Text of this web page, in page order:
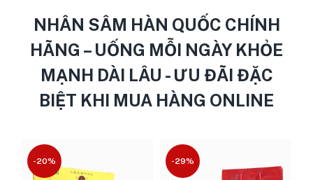
NHÂN SÂM HÀN QUỐC CHÍNH
HÃNG – UỐNG MỖI NGÀY KHỎE
MẠNH DÀI LÂU - ƯU ĐÃI ĐẶC
BIỆT KHI MUA HÀNG ONLINE
-20% -29%